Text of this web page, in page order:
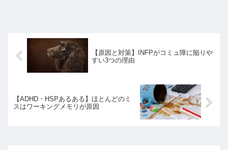
【原因と対策】INFPがコミュ障に陥りや
すい3つの理由
【ADHD・HSPあるある】ほとんどのミ
スはワーキングメモリが原因